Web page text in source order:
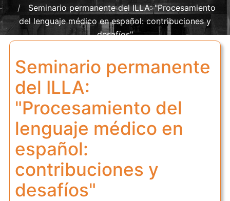
Seminario permanente del ILLA: "Procesamiento
del lenguaje médico en español: contribuciones y
desafíos"
Seminario permanente
del ILLA:
"Procesamiento del
lenguaje médico en
español:
contribuciones y
desafíos"